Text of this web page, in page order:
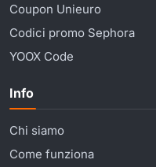
Coupon Unieuro
Codici promo Sephora
YOOX Code
Info
Chi siamo
Come funziona